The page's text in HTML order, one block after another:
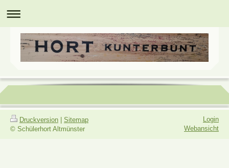
Druckversion
Sitemap
© Schülerhort Altmünster
Login
Webansicht